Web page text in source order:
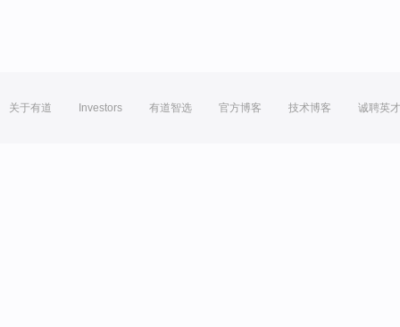
关于有道 Investors 有道智选 官方博客 技术博客 诚聘英才